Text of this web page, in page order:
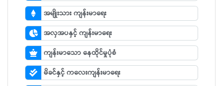
အမျိုးသား ကျန်းမာရေး
အလှအပနှင့် ကျန်းမာရေး
ကျန်းမာသော နေထိုင်မှုပုံစံ
မိခင်နှင့် ကလေးကျန်းမာရေး